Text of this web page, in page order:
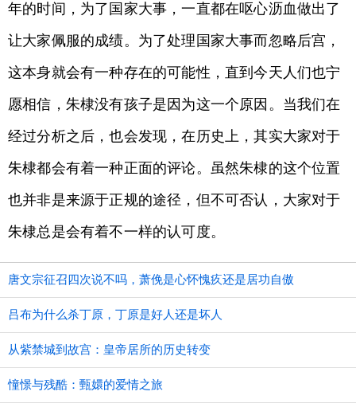
年的时间，为了国家大事，一直都在呕心沥血做出了
让大家佩服的成绩。为了处理国家大事而忽略后宫，
这本身就会有一种存在的可能性，直到今天人们也宁
愿相信，朱棣没有孩子是因为这一个原因。当我们在
经过分析之后，也会发现，在历史上，其实大家对于
朱棣都会有着一种正面的评论。虽然朱棣的这个位置
也并非是来源于正规的途径，但不可否认，大家对于
朱棣总是会有着不一样的认可度。
唐文宗征召四次说不吗，萧俛是心怀愧疚还是居功自傲
吕布为什么杀丁原，丁原是好人还是坏人
从紫禁城到故宫：皇帝居所的历史转变
憧憬与残酷：甄嬛的爱情之旅